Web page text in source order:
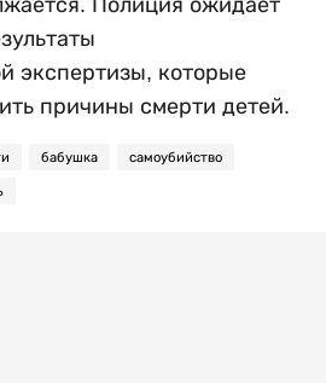
Полиция ожидает
экспертизы, которые
причины смерти детей.
бабушка самоубийство